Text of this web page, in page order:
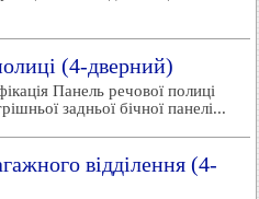
(4-дверний)
Панель речової полиці
задньої бічної панелі...
відділення (4-